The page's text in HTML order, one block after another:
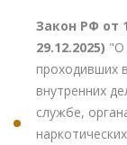
Закон РФ от
29.12.2025) "О
проходивших
внутренних
службе,